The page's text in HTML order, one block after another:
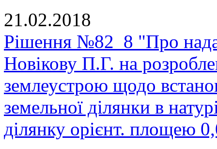
21.02.2018
Рішення №82_8 "Про
Новікову П.Г. на
землеустрою щодо
земельної ділянки в
ділянку орієнт. площею